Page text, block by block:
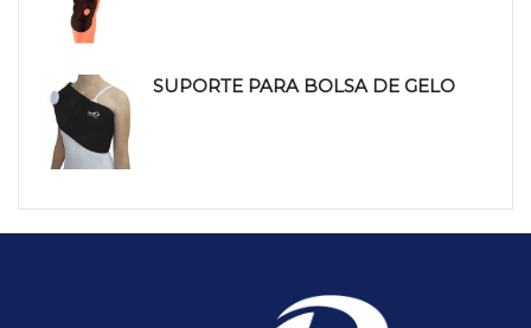
SUPORTE PARA BOLSA DE GELO